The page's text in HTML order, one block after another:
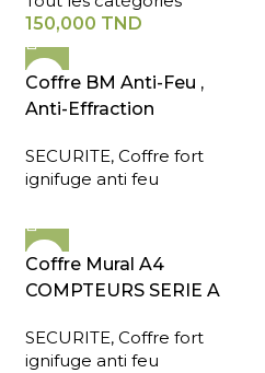
150,000 TND
Coffre BM Anti-Feu ,
Anti-Effraction
SECURITE, Coffre fort
ignifuge anti feu
Coffre Mural A4
COMPTEURS SERIE A
SECURITE, Coffre fort
ignifuge anti feu